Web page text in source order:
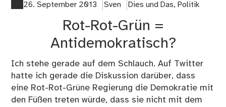
26. September 2013 Sven Dies und Das, Politik
Rot-Rot-Grün =
Antidemokratisch?
Ich stehe gerade auf dem Schlauch. Auf Twitter
hatte ich gerade die Diskussion darüber, dass
eine Rot-Rot-Grüne Regierung die Demokratie mit
den Füßen treten würde, dass sie nicht mit dem